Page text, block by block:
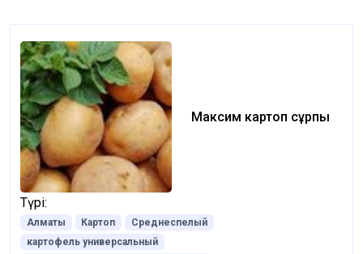
Максим картоп сұрпы
Түрі:
Алматы Картоп
Среднеспелый
картофель универсальный